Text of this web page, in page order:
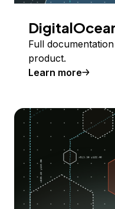
Full
product.
Learn more